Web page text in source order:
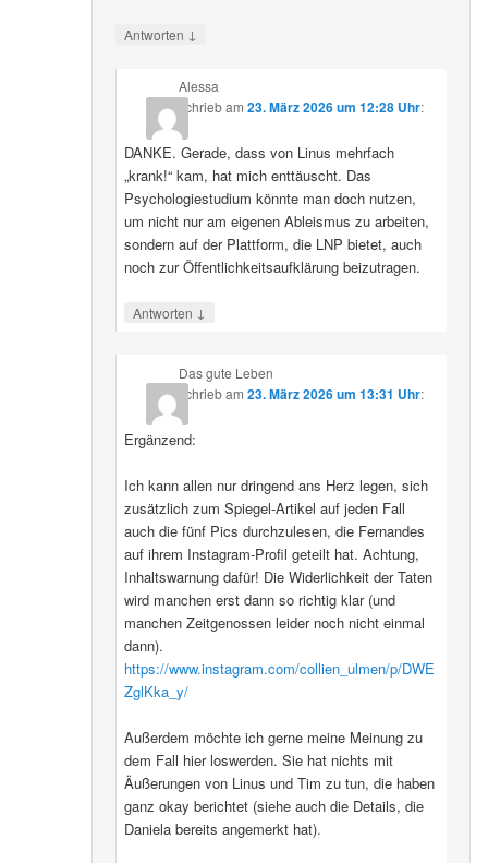
Antworten ↓
Alessa
schriebam 23. März 2026 um 12:28 Uhr:
DANKE. Gerade, dass von Linus mehrfach
„krank!“ kam, hat mich enttäuscht. Das
Psychologiestudium könnte man doch nutzen,
um nicht nur am eigenen Ableismus zu arbeiten,
sondern auf der Plattform, die LNP bietet, auch
noch zur Öffentlichkeitsaufklärung beizutragen.
Antworten ↓
Das gute Leben
schriebam 23. März 2026 um 13:31 Uhr:
Ergänzend:
Ich kann allen nur dringend ans Herz legen, sich
zusätzlich zum Spiegel-Artikel auf jeden Fall
auch die fünf Pics durchzulesen, die Fernandes
auf ihrem Instagram-Profil geteilt hat. Achtung,
Inhaltswarnung dafür! Die Widerlichkeit der Taten
wird manchen erst dann so richtig klar (und
manchen Zeitgenossen leider noch nicht einmal
dann).
https://www.instagram.com/collien_ulmen/p/DWE
ZglKka_y/
Außerdem möchte ich gerne meine Meinung zu
dem Fall hier loswerden. Sie hat nichts mit
Äußerungen von Linus und Tim zu tun, die haben
ganz okay berichtet (siehe auch die Details, die
Daniela bereits angemerkt hat).